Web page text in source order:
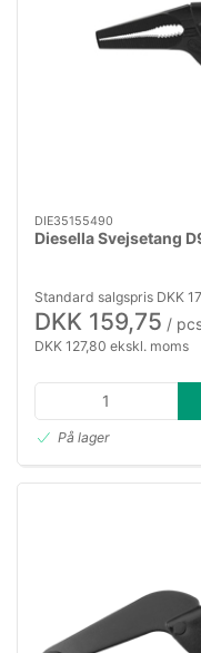
DIE35155490
Diesella Svejsetang
Standard salgspris DKK
DKK 159,75 /
DKK 127,80 ekskl. moms
På lager